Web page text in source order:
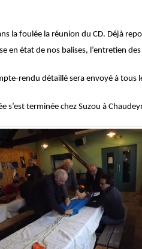
la foulée la réunion du CD. Déjà
en état de nos balises, l’entretien
rendu détaillé sera envoyé à tous
s’est terminée chez Suzou à